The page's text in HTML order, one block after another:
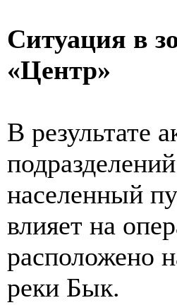
Ситуация в
«Центр»
В результате
населенный
влияет на
расположено
реки Бык.